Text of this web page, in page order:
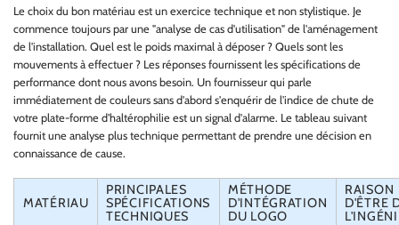
Le choix du bon matériau est un exercice technique et non stylistique. Je
commence toujours par une "analyse de cas d'utilisation" de l'aménagement
de l'installation. Quel est le poids maximal à déposer ? Quels sont les
mouvements à effectuer ? Les réponses fournissent les spécifications de
performance dont nous avons besoin. Un fournisseur qui parle
immédiatement de couleurs sans d'abord s'enquérir de l'indice de chute de
votre plate-forme d'haltérophilie est un signal d'alarme. Le tableau suivant
fournit une analyse plus technique permettant de prendre une décision en
connaissance de cause.
MATÉRIAU
PRINCIPALES
SPÉCIFICATIONS
TECHNIQUES
MÉTHODE
D'INTÉGRATION
DU LOGO
RAISON
D'ÊTRE